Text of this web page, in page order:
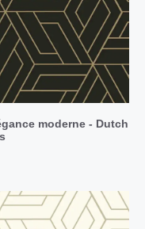
moderne - Dutch